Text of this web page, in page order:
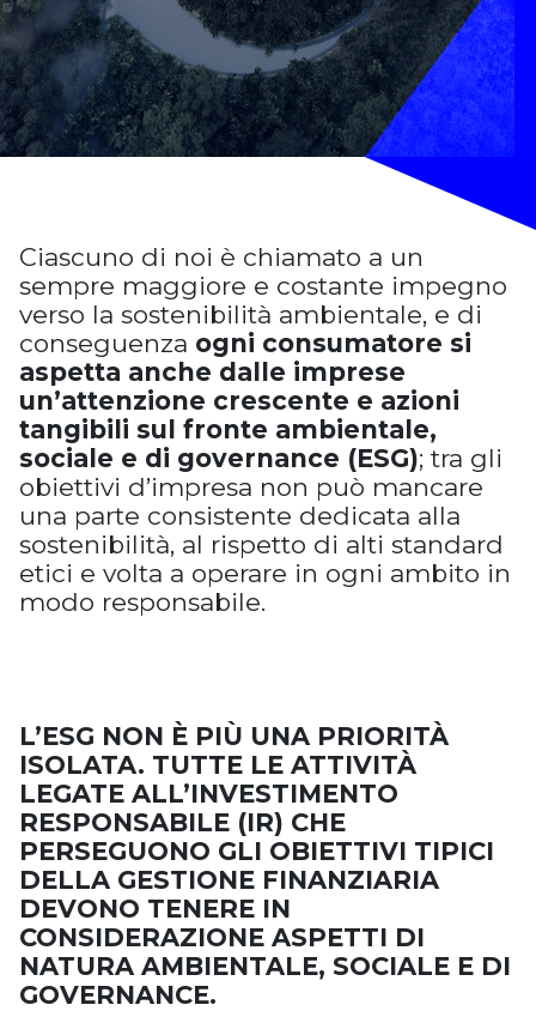
Ciascuno di noi è chiamato a un
sempre maggiore e costante impegno
verso la sostenibilità ambientale, e di
conseguenza ogni consumatore si
aspetta anche dalle imprese
un’attenzione crescente e azioni
tangibili sul fronte ambientale,
sociale e di governance (ESG); tra gli
obiettivi d’impresa non può mancare
una parte consistente dedicata alla
sostenibilità, al rispetto di alti standard
etici e volta a operare in ogni ambito in
modo responsabile.
L’ESG NON È PIÙ UNA PRIORITÀ
ISOLATA. TUTTE LE ATTIVITÀ
LEGATE ALL’INVESTIMENTO
RESPONSABILE (IR) CHE
PERSEGUONO GLI OBIETTIVI TIPICI
DELLA GESTIONE FINANZIARIA
DEVONO TENERE IN
CONSIDERAZIONE ASPETTI DI
NATURA AMBIENTALE, SOCIALE E DI
GOVERNANCE.